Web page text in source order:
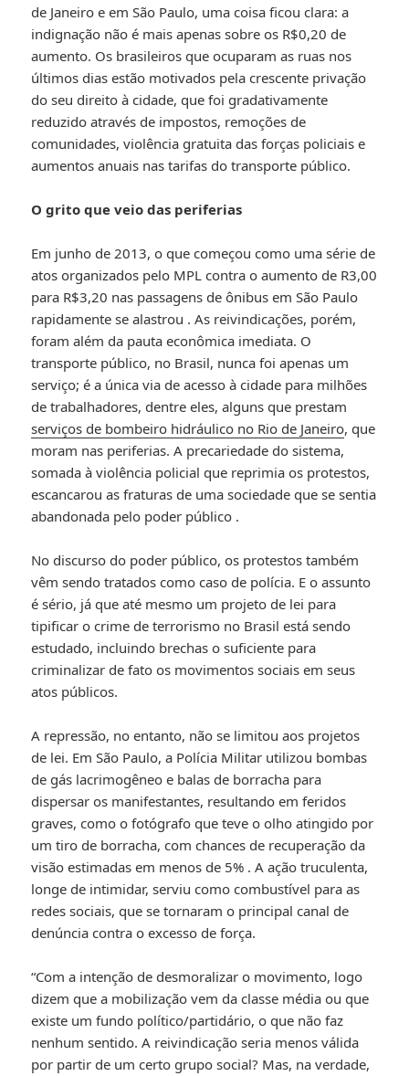
de Janeiro e em São Paulo, uma coisa ficou clara: a
indignação não é mais apenas sobre os R$0,20 de
aumento. Os brasileiros que ocuparam as ruas nos
últimos dias estão motivados pela crescente privação
do seu direito à cidade, que foi gradativamente
reduzido através de impostos, remoções de
comunidades, violência gratuita das forças policiais e
aumentos anuais nas tarifas do transporte público.
O grito que veio das periferias
Em junho de 2013, o que começou como uma série de
atos organizados pelo MPL contra o aumento de R3,00
para R$3,20 nas passagens de ônibus em São Paulo
rapidamente se alastrou . As reivindicações, porém,
foram além da pauta econômica imediata. O
transporte público, no Brasil, nunca foi apenas um
serviço; é a única via de acesso à cidade para milhões
de trabalhadores, dentre eles, alguns que prestam
serviços de bombeiro hidráulico no Rio de Janeiro, que
moram nas periferias. A precariedade do sistema,
somada à violência policial que reprimia os protestos,
escancarou as fraturas de uma sociedade que se sentia
abandonada pelo poder público .
No discurso do poder público, os protestos também
vêm sendo tratados como caso de polícia. E o assunto
é sério, já que até mesmo um projeto de lei para
tipificar o crime de terrorismo no Brasil está sendo
estudado, incluindo brechas o suficiente para
criminalizar de fato os movimentos sociais em seus
atos públicos.
A repressão, no entanto, não se limitou aos projetos
de lei. Em São Paulo, a Polícia Militar utilizou bombas
de gás lacrimogêneo e balas de borracha para
dispersar os manifestantes, resultando em feridos
graves, como o fotógrafo que teve o olho atingido por
um tiro de borracha, com chances de recuperação da
visão estimadas em menos de 5% . A ação truculenta,
longe de intimidar, serviu como combustível para as
redes sociais, que se tornaram o principal canal de
denúncia contra o excesso de força.
“Com a intenção de desmoralizar o movimento, logo
dizem que a mobilização vem da classe média ou que
existe um fundo político/partidário, o que não faz
nenhum sentido. A reivindicação seria menos válida
por partir de um certo grupo social? Mas, na verdade,